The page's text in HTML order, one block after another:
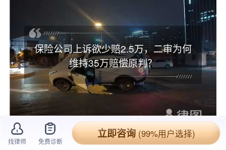
保险公司上诉欲少赔2.5万，二审为何
维持35万赔偿原判？
20XX年X月X日，当事人驾驶三轮摩托车与
找律师 免费诊断
立即咨询(99%用户选择)